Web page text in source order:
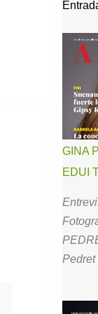
GINA
EDUI
Pedret